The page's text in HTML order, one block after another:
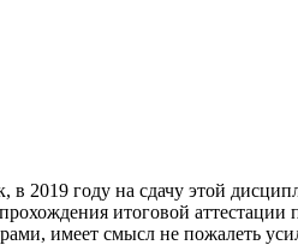
году на сдачу этой
итоговой
имеет смысл не пожалеть